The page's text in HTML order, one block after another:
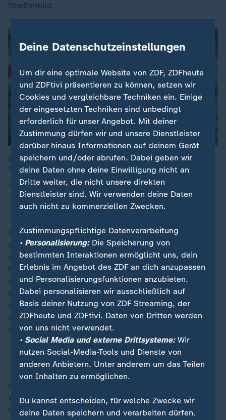
Straßenbild.
Die Parade des Karneval der Kulturen ist ein buntes Party-
Spektakel.
Quelle: dpa | Annette Riedl
Um sich einen guten Platz an der Umzugsstrecke zu
sichern, waren etliche Gäste schon am Vormittag
gekommen - mit ausreichend Proviant und
Regencapes im Gepäck. Nach einem Regenguss vor
dem Start des Umzugs blieb es jedoch zunächst
trocken. Teils gab es aber kräftige Windböen. Wegen
einer Baustelle war der Umzug zum ersten Mal in
seiner fast 30-jährigen Geschichte nach Friedrichshain
im Osten der Stadt verlegt worden.
Berliner Techno wird Kulturerbe
Die Route verlief auch über einen Teil der Karl-Marx-
Allee. Die Strecke war großräumig abgesperrt.
Verschiedene Sperrelemente an Zufahrtsstraßen und
Deine Datenschutzeinstellungen
Um dir eine optimale Website von ZDF, ZDFheute
und ZDFtivi präsentieren zu können, setzen wir
Cookies und vergleichbare Techniken ein. Einige
der eingesetzten Techniken sind unbedingt
erforderlich für unser Angebot. Mit deiner
Zustimmung dürfen wir und unsere Dienstleister
darüber hinaus Informationen auf deinem Gerät
speichern und/oder abrufen. Dabei geben wir
deine Daten ohne deine Einwilligung nicht an
Dritte weiter, die nicht unsere direkten
Dienstleister sind. Wir verwenden deine Daten
auch nicht zu kommerziellen Zwecken.
Zustimmungspflichtige Datenverarbeitung
• Personalisierung:Die Speicherung von
bestimmten Interaktionen ermöglicht uns, dein
Erlebnis im Angebot des ZDF an dich anzupassen
und Personalisierungsfunktionen anzubieten.
Dabei personalisieren wir ausschließlich auf
Basis deiner Nutzung von ZDF Streaming, der
ZDFheute und ZDFtivi. Daten von Dritten werden
von uns nicht verwendet.
• Social Media und externe Drittsysteme:Wir
nutzen Social-Media-Tools und Dienste von
anderen Anbietern. Unter anderem um das Teilen
von Inhalten zu ermöglichen.
Du kannst entscheiden, für welche Zwecke wir
deine Daten speichern und verarbeiten dürfen.